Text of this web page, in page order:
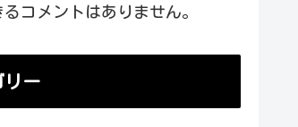
コメントはありません。
リー